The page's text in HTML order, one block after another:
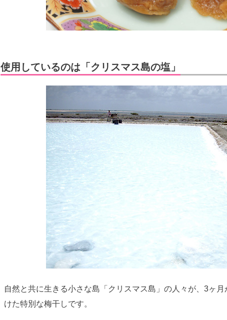
使用しているのは「クリスマス島の塩」
自然と共に生きる小さな島「クリスマス島」の人々が、3ヶ
けた特別な梅干しです。